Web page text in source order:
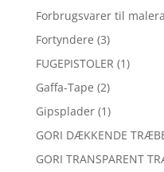
Forbrugsvarer til
Fortyndere (3)
FUGEPISTOLER (1)
Gaffa-Tape (2)
Gipsplader (1)
GORI DÆKKENDE
GORI TRANSPARENT